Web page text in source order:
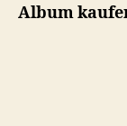
Album